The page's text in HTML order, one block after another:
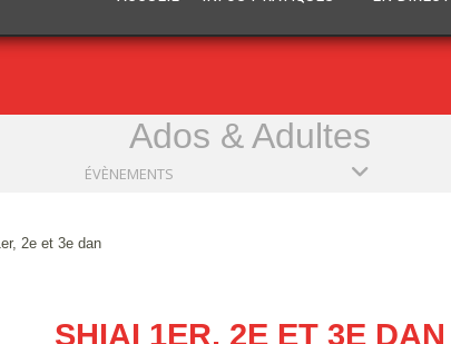
Ados & Adultes
ÉVÈNEMENTS
2e et 3e dan
SHIAI 1ER, 2E ET 3E DAN